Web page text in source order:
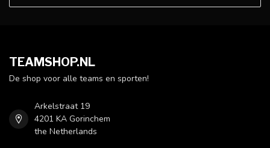
TEAMSHOP.NL
De shop voor alle teams en sporten!
Arkelstraat 19
4201 KA Gorinchem
the Netherlands